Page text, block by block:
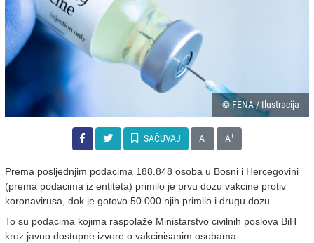
© FENA / Ilustracija
SAČUVAJ A- A+
Prema posljednjim podacima 188.848 osoba u Bosni i Hercegovini
(prema podacima iz entiteta) primilo je prvu dozu vakcine protiv
koronavirusa, dok je gotovo 50.000 njih primilo i drugu dozu.
To su podacima kojima raspolaže Ministarstvo civilnih poslova BiH
kroz javno dostupne izvore o vakcinisanim osobama.